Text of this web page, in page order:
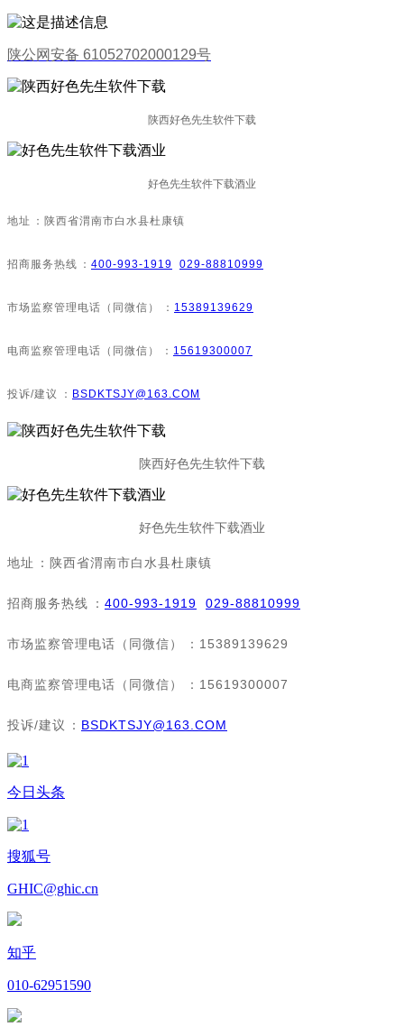
陕公网安备 61052702000129号
陕西好色先生软件下载
好色先生软件下载酒业
地址：陕西省渭南市白水县杜康镇
招商服务热线： 400-993-1919 029-88810999
市场监察管理电话（同微信）： 15389139629
电商监察管理电话（同微信）： 15619300007
投诉/建议： BSDKTSJY@163.COM
陕西好色先生软件下载
好色先生软件下载酒业
地址：陕西省渭南市白水县杜康镇
招商服务热线： 400-993-1919 029-88810999
市场监察管理电话（同微信）：15389139629
电商监察管理电话（同微信）：15619300007
投诉/建议： BSDKTSJY@163.COM
今日头条
搜狐号
GHIC@ghic.cn
知乎
010-62951590